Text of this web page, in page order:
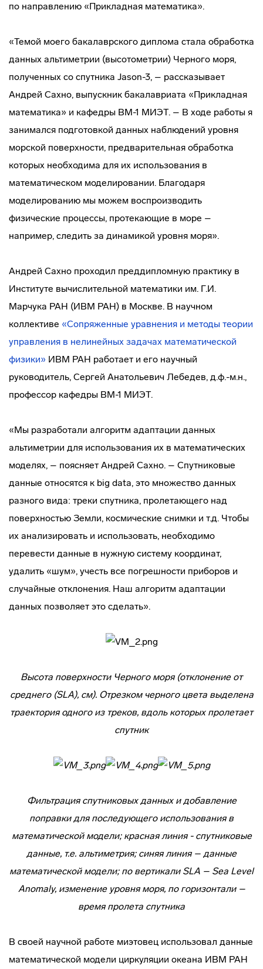
по направлению «Прикладная математика».
«Темой моего бакалаврского диплома стала обработка
данных альтиметрии (высотометрии) Черного моря,
полученных со спутника Jason-3, – рассказывает
Андрей Сахно, выпускник бакалавриата «Прикладная
математика» и кафедры ВМ-1 МИЭТ. – В ходе работы я
занимался подготовкой данных наблюдений уровня
морской поверхности, предварительная обработка
которых необходима для их использования в
математическом моделировании. Благодаря
моделированию мы можем воспроизводить
физические процессы, протекающие в море –
например, следить за динамикой уровня моря».
Андрей Сахно проходил преддипломную практику в
Институте вычислительной математики им. Г.И.
Марчука РАН (ИВМ РАН) в Москве. В научном
коллективе «Сопряженные уравнения и методы теории
управления в нелинейных задачах математической
физики» ИВМ РАН работает и его научный
руководитель, Сергей Анатольевич Лебедев, д.ф.-м.н.,
профессор кафедры ВМ-1 МИЭТ.
«Мы разработали алгоритм адаптации данных
альтиметрии для использования их в математических
моделях, – поясняет Андрей Сахно. – Спутниковые
данные относятся к big data, это множество данных
разного вида: треки спутника, пролетающего над
поверхностью Земли, космические снимки и т.д. Чтобы
их анализировать и использовать, необходимо
перевести данные в нужную систему координат,
удалить «шум», учесть все погрешности приборов и
случайные отклонения. Наш алгоритм адаптации
данных позволяет это сделать».
Высота поверхности Черного моря (отклонение от
среднего (SLA), см). Отрезком черного цвета выделена
траектория одного из треков, вдоль которых пролетает
спутник
Фильтрация спутниковых данных и добавление
поправки для последующего использования в
математической модели; красная линия - спутниковые
данные, т.е. альтиметрия; синяя линия – данные
математической модели; по вертикали SLA – Sea Level
Anomaly, изменение уровня моря, по горизонтали –
время пролета спутника
В своей научной работе миэтовец использовал данные
математической модели циркуляции океана ИВМ РАН